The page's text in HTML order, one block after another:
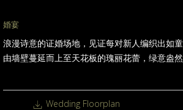
婚宴
浪漫诗意的证婚场地，见证每对新人编织出如童
由墙壁蔓延而上至天花板的瑰丽花蕾，绿意盎然
Wedding Floorplan